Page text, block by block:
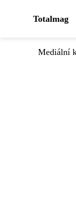
Totalmag
Mediální